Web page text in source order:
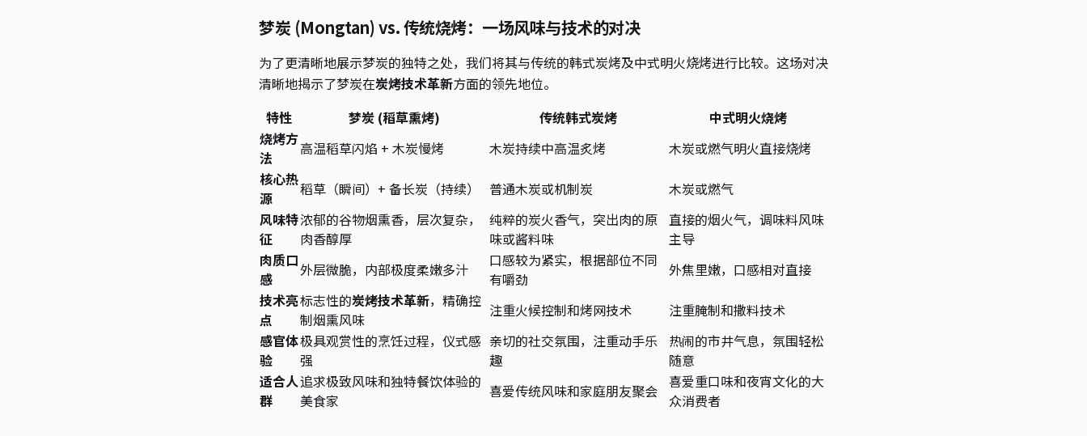
梦炭 (Mongtan) vs. 传统烧烤：一场风味与技术的对决
为了更清晰地展示梦炭的独特之处，我们将其与传统的韩式炭烤及中式明火烧烤进行比较。这场对决
清晰地揭示了梦炭在炭烤技术革新方面的领先地位。
特性
梦炭 (稻草熏烤) 传统韩式炭烤
中式明火烧烤
烧烤方
法
高温稻草闪焰 + 木炭慢烤 木炭持续中高温炙烤
木炭或燃气明火直接烧烤
核心热
源
稻草（瞬间）+ 备长炭（持续） 普通木炭或机制炭
木炭或燃气
风味特
征
浓郁的谷物烟熏香，层次复杂，
肉香醇厚
纯粹的炭火香气，突出肉的原
味或酱料味
直接的烟火气，调味料风味
主导
肉质口
感
外层微脆，内部极度柔嫩多汁
口感较为紧实，根据部位不同
有嚼劲
外焦里嫩，口感相对直接
技术亮
点
标志性的炭烤技术革新，精确控
制烟熏风味
注重火候控制和烤网技术
注重腌制和撒料技术
感官体
验
极具观赏性的烹饪过程，仪式感
强
亲切的社交氛围，注重动手乐
趣
热闹的市井气息，氛围轻松
随意
适合人
群
追求极致风味和独特餐饮体验的
美食家
喜爱传统风味和家庭朋友聚会 喜爱重口味和夜宵文化的大
众消费者